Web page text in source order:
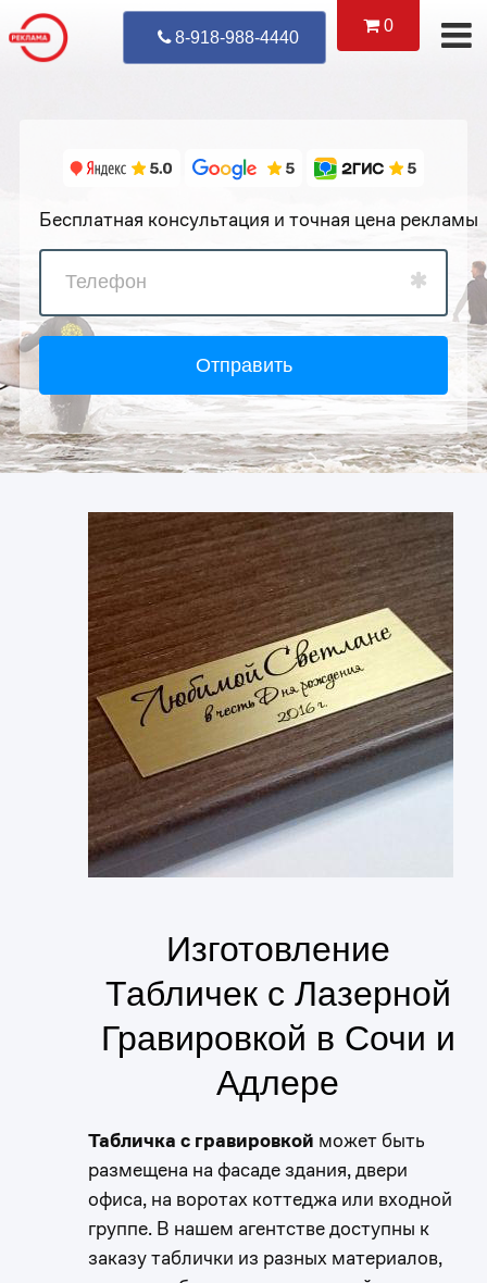
0
8-918-988-4440 Уже
Бесплатная консультация и точная цена рекламы
Отправить
Изготовление
Табличек с Лазерной
Гравировкой в Сочи и
Адлере
Табличка с гравировкой может быть
размещена на фасаде здания, двери
офиса, на воротах коттеджа или входной
группе. В нашем агентстве доступны к
заказу таблички из разных материалов,